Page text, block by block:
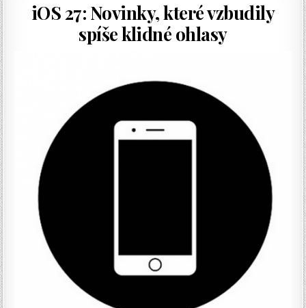
iOS 27: Novinky, které vzbudily
spíše klidné ohlasy